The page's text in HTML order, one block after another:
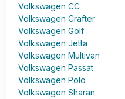
Volkswagen CC
Volkswagen Crafter
Volkswagen Golf
Volkswagen Jetta
Volkswagen Multivan
Volkswagen Passat
Volkswagen Polo
Volkswagen Sharan